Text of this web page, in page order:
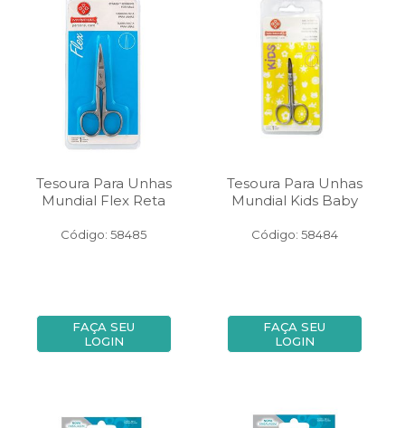
Tesoura Para Unhas
Mundial Flex Reta
Código: 58485
FAÇA SEU
LOGIN
Tesoura Para Unhas
Mundial Kids Baby
Código: 58484
FAÇA SEU
LOGIN